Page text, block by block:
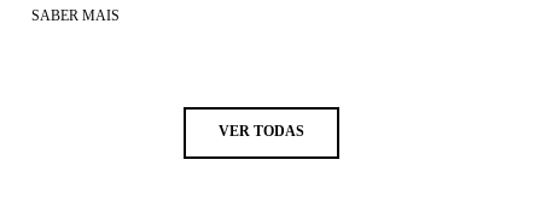
SABER MAIS
VER TODAS